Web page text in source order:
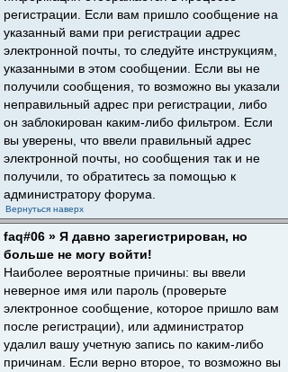
регистрации. Если вам пришло сообщение на
указанный вами при регистрации адрес
электронной почты, то следуйте инструкциям,
указанными в этом сообщении. Если вы не
получили сообщения, то возможно вы указали
неправильный адрес при регистрации, либо
он заблокирован каким-либо фильтром. Если
вы уверены, что ввели правильный адрес
электронной почты, но сообщения так и не
получили, то обратитесь за помощью к
администратору форума.
Вернуться наверх
faq#06 » Я давно зарегистрирован, но
больше не могу войти!
Наиболее вероятные причины: вы ввели
неверное имя или пароль (проверьте
электронное сообщение, которое пришло вам
после регистрации), или администратор
удалил вашу учетную запись по каким-либо
причинам. Если верно второе, то возможно вы